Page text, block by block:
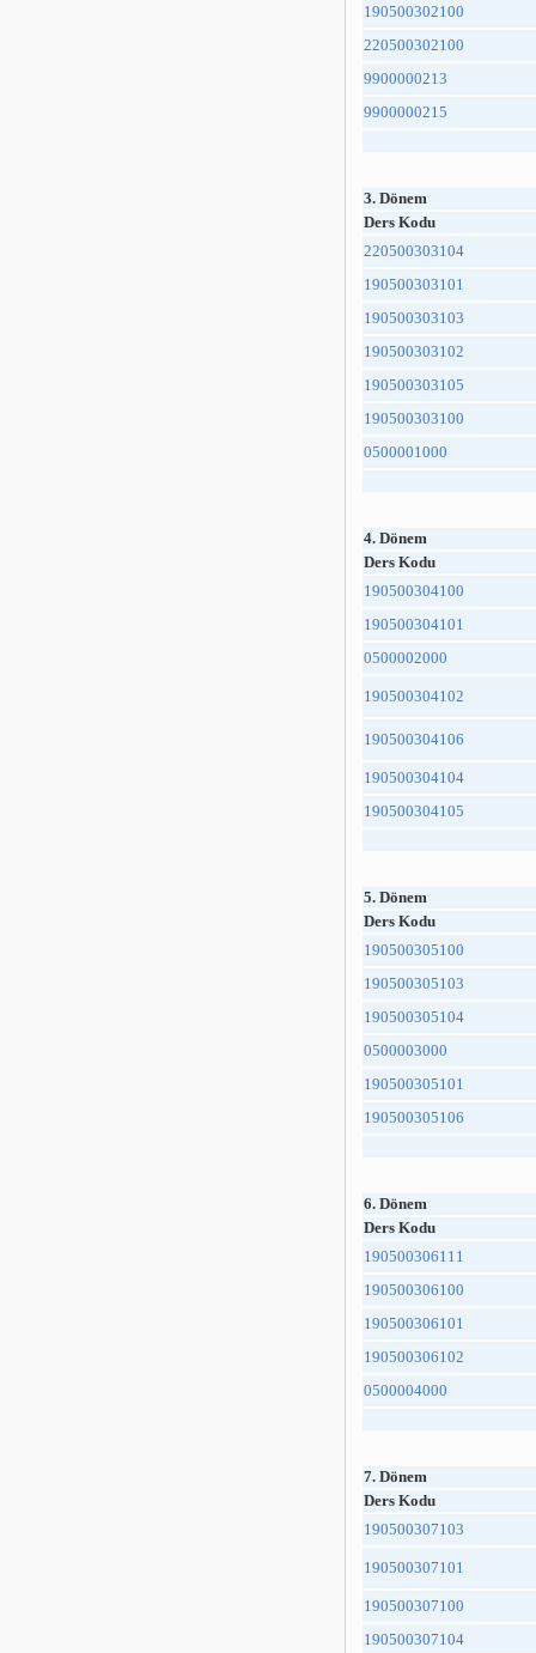
190500302100
220500302100
9900000213
9900000215
3. Dönem
Ders Kodu
220500303104
190500303101
190500303103
190500303102
190500303105
190500303100
0500001000
4. Dönem
Ders Kodu
190500304100
190500304101
0500002000
190500304102
190500304106
190500304104
190500304105
5. Dönem
Ders Kodu
190500305100
190500305103
190500305104
0500003000
190500305101
190500305106
6. Dönem
Ders Kodu
190500306111
190500306100
190500306101
190500306102
0500004000
7. Dönem
Ders Kodu
190500307103
190500307101
190500307100
190500307104